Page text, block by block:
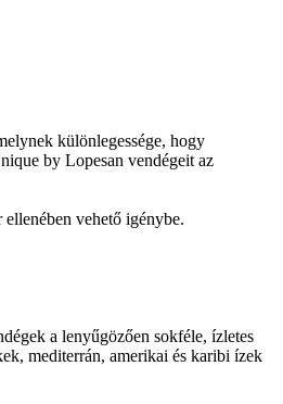
különlegessége, hogy
by Lopesan vendégeit az
vehető igénybe.
a lenyűgözően sokféle, ízletes
mediterrán, amerikai és karibi ízek